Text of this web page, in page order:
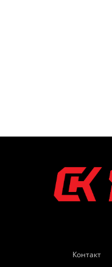
Контакт